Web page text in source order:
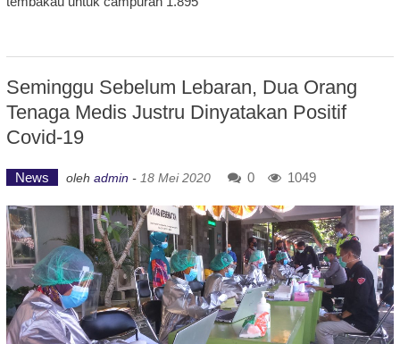
Seminggu Sebelum Lebaran, Dua Orang
Tenaga Medis Justru Dinyatakan Positif
Covid-19
News oleh admin - 18 Mei 2020 0 1049